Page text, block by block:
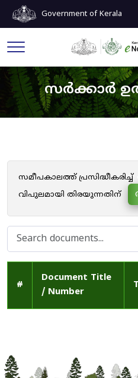
Government of Kerala
സർക്കാർ
സമീപകാലത്ത് പ്രസിദ്ധീകരിച്ച്
വിപുലമായി തിരയുന്നതിന്
#
Document Title
/ Number